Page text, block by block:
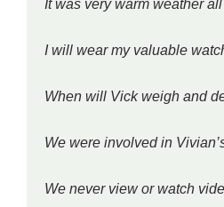
It was very warm weather
I will wear my valuable
When will Vick weigh and
We were involved in
We never view or watch